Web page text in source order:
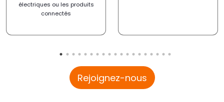
électriques ou les produits
connectés
Rejoignez-nous